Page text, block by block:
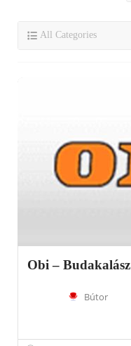
Obi – Budakalász
Bútor